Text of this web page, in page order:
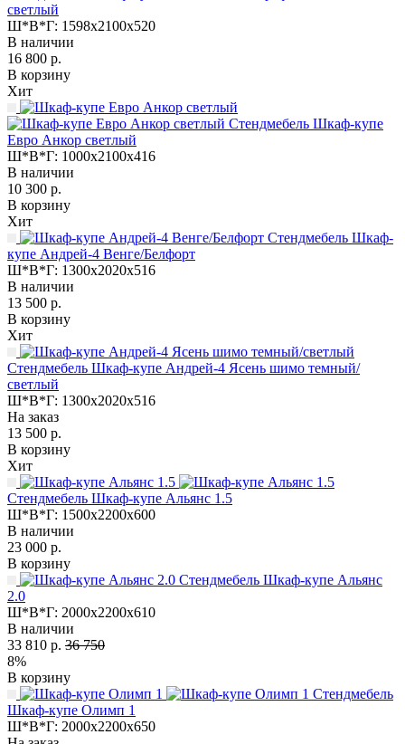
светлый
Ш*В*Г: 1598x2100x520
В наличии
16 800 р.
В корзину
Хит
Стендмебель Шкаф-купе
Евро Анкор светлый
Ш*В*Г: 1000x2100x416
В наличии
10 300 р.
В корзину
Хит
Стендмебель Шкаф-
купе Андрей-4 Венге/Белфорт
Ш*В*Г: 1300x2020x516
В наличии
13 500 р.
В корзину
Хит
Стендмебель Шкаф-купе Андрей-4 Ясень шимо темный/
светлый
Ш*В*Г: 1300x2020x516
На заказ
13 500 р.
В корзину
Хит
Стендмебель Шкаф-купе Альянс 1.5
Ш*В*Г: 1500x2200x600
В наличии
23 000 р.
В корзину
Стендмебель Шкаф-купе Альянс
2.0
Ш*В*Г: 2000x2200x610
В наличии
33 810 р. 36 750
8%
В корзину
Стендмебель
Шкаф-купе Олимп 1
Ш*В*Г: 2000x2200x650